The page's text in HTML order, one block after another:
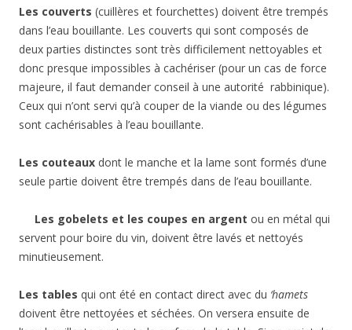
Les couverts (cuillères et fourchettes) doivent être trempés
dans l’eau bouillante. Les couverts qui sont composés de
deux parties distinctes sont très difficilement nettoyables et
donc presque impossibles à cachériser (pour un cas de force
majeure, il faut demander conseil à une autorité rabbinique).
Ceux qui n’ont servi qu’à couper de la viande ou des légumes
sont cachérisables à l’eau bouillante.
Les couteaux dont le manche et la lame sont formés d’une
seule partie doivent être trempés dans de l’eau bouillante.
Les gobelets et les coupes en argent ou en métal qui
servent pour boire du vin, doivent être lavés et nettoyés
minutieusement.
Les tables qui ont été en contact direct avec du ‘hamets
doivent être nettoyées et séchées. On versera ensuite de